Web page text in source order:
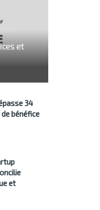
et
34
bénéfice
et